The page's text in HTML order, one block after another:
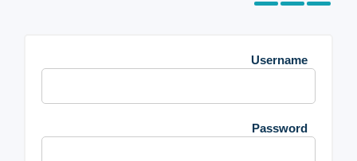
Username
Password